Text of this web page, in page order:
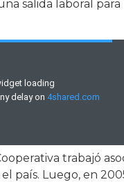
salida laboral
trabajó
país. Luego, en